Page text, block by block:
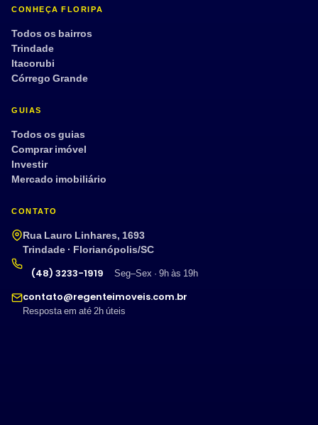
CONHEÇA FLORIPA
Todos os bairros
Trindade
Itacorubi
Córrego Grande
GUIAS
Todos os guias
Comprar imóvel
Investir
Mercado imobiliário
CONTATO
Rua Lauro Linhares, 1693
Trindade · Florianópolis/SC
(48) 3233-1919
Seg–Sex · 9h às 19h
contato@regenteimoveis.com.br
Resposta em até 2h úteis